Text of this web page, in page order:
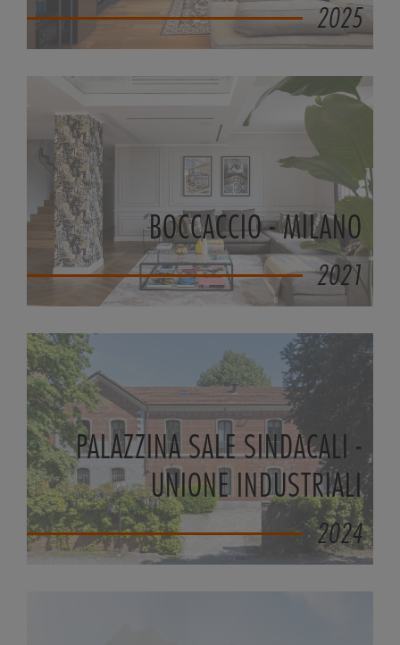
2025
BOCCACCIO - MILANO
2021
PALAZZINA SALE SINDACALI -
UNIONE INDUSTRIALI
2024